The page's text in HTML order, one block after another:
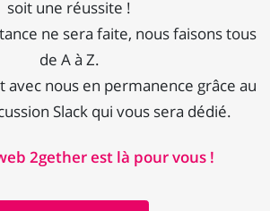
soit une réussite !
ne sera faite, nous faisons tous
de A à Z.
avec nous en permanence grâce au
Slack qui vous sera dédié.
2gether est là pour vous !